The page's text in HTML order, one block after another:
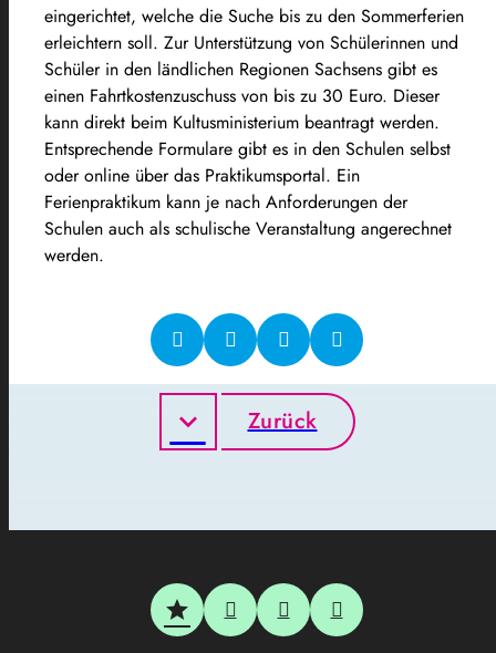
eingerichtet, welche die Suche bis zu den Sommerferien
erleichtern soll. Zur Unterstützung von Schülerinnen und
Schüler in den ländlichen Regionen Sachsens gibt es
einen Fahrtkostenzuschuss von bis zu 30 Euro. Dieser
kann direkt beim Kultusministerium beantragt werden.
Entsprechende Formulare gibt es in den Schulen selbst
oder online über das Praktikumsportal. Ein
Ferienpraktikum kann je nach Anforderungen der
Schulen auch als schulische Veranstaltung angerechnet
werden.
Zurück